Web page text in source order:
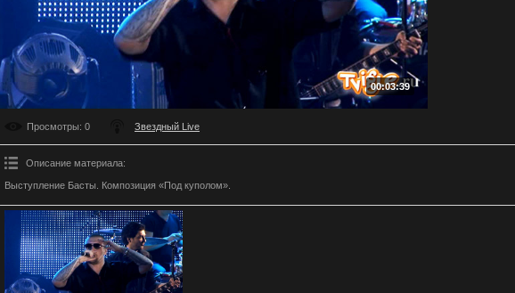
00:03:39
Просмотры: 0 Звездный Live
Описание материала:
Выступление Басты. Композиция «Под куполом».